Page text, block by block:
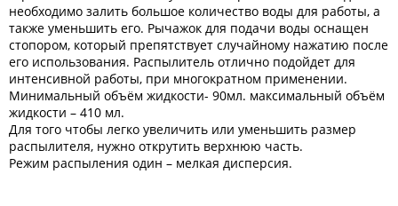
необходимо залить большое количество воды для работы, а
также уменьшить его. Рычажок для подачи воды оснащен
стопором, который препятствует случайному нажатию после
его использования. Распылитель отлично подойдет для
интенсивной работы, при многократном применении.
Минимальный объём жидкости- 90мл. максимальный объём
жидкости – 410 мл.
Для того чтобы легко увеличить или уменьшить размер
распылителя, нужно открутить верхнюю часть.
Режим распыления один – мелкая дисперсия.